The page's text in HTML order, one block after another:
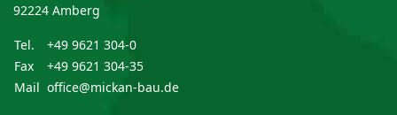
92224 Amberg
Tel.
+49 9621 304-0
Fax
+49 9621 304-35
Mail office@mickan-bau.de